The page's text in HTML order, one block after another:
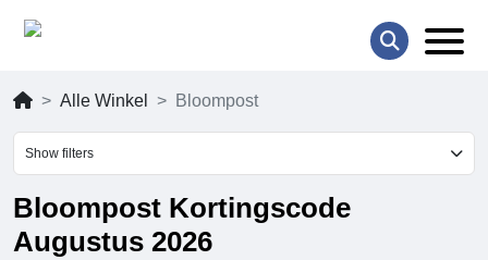
Alle Winkel Bloompost
Show filters
Bloompost Kortingscode
Augustus 2026